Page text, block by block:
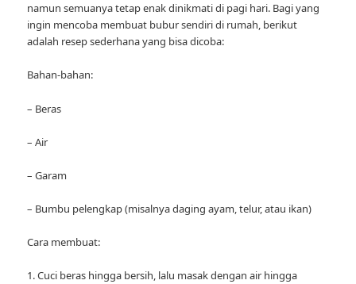
namun semuanya tetap enak dinikmati di pagi hari. Bagi yang
ingin mencoba membuat bubur sendiri di rumah, berikut
adalah resep sederhana yang bisa dicoba:
Bahan-bahan:
– Beras
– Air
– Garam
– Bumbu pelengkap (misalnya daging ayam, telur, atau ikan)
Cara membuat:
1. Cuci beras hingga bersih, lalu masak dengan air hingga